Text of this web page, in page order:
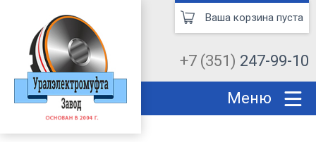
+7 (351) 247-99-10
Ваша корзина пуста
Меню